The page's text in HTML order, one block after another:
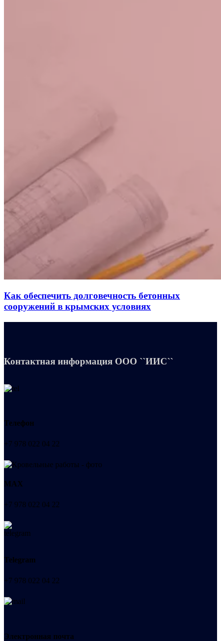
Как обеспечить долговечность бетонных
сооружений в крымских условиях
Контактная информация ООО ``ИИС``
Телефон
+7 978 022 04 22
МАХ
+7 978 022 04 22
Telegram
+7 978 022 04 22
Электронная почта